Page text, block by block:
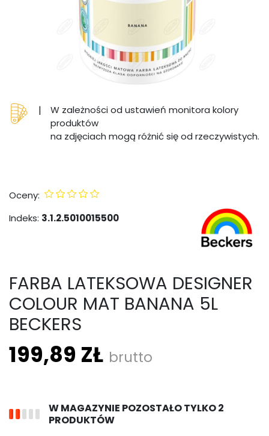
|
W zależności od ustawień monitora kolory
produktów
na zdjęciach mogą różnić się od rzeczywistych.
Oceny:
Indeks: 3.1.2.5010015500
FARBA LATEKSOWA DESIGNER
COLOUR MAT BANANA 5L
BECKERS
199,89 ZŁ brutto
W MAGAZYNIE POZOSTAŁO TYLKO 2
PRODUKTÓW